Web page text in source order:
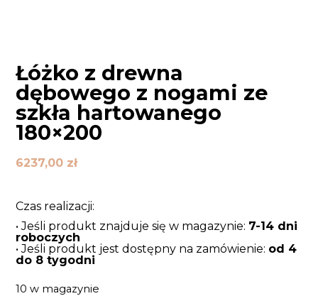
Łóżko z drewna
dębowego z nogami ze
szkła hartowanego
180×200
6237,00 zł
Czas realizacji:
• Jeśli produkt znajduje się w magazynie: 7-14 dni
roboczych
• Jeśli produkt jest dostępny na zamówienie: od 4
do 8 tygodni
10 w magazynie